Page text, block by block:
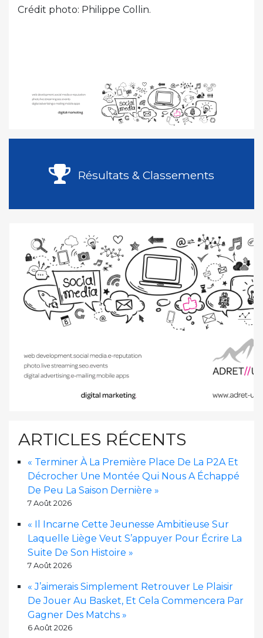
Crédit photo: Philippe Collin.
Résultats & Classements
ARTICLES RÉCENTS
« Terminer À La Première Place De La P2A Et
Décrocher Une Montée Qui Nous A Échappé
De Peu La Saison Dernière »
7 Août 2026
« Il Incarne Cette Jeunesse Ambitieuse Sur
Laquelle Liège Veut S’appuyer Pour Écrire La
Suite De Son Histoire »
7 Août 2026
« J’aimerais Simplement Retrouver Le Plaisir
De Jouer Au Basket, Et Cela Commencera Par
Gagner Des Matchs »
6 Août 2026